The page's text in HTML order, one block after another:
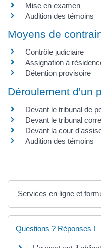
Mise en examen
Audition des témoins
Moyens de
Contrôle judiciaire
Assignation à
Détention provisoire
Déroulement d'un
Devant le tribunal de
Devant le tribunal
Devant la cour
Audition des témoins
Services en ligne et
Questions ? Réponses !